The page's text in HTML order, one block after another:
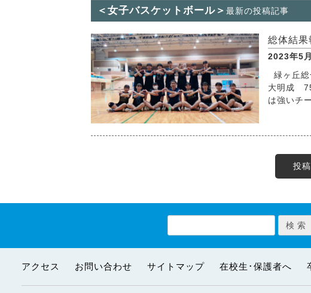
＜女子バスケットボール＞ 最新の投稿記事
総体結
2023年5
緑ヶ丘総
大明成
は強いチ
投
アクセス お問い合わせ サイトマップ 在校生･保護者へ